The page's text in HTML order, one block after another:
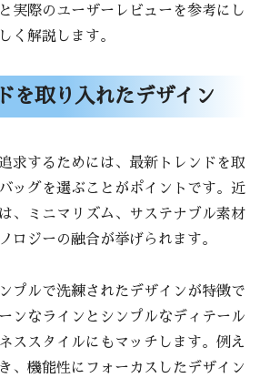
実際のユーザーレビューを参考にし
く解説します。
を取り入れたデザイン
求するためには、最新トレンドを取
ッグを選ぶことがポイントです。近
、ミニマリズム、サステナブル素材
ロジーの融合が挙げられます。
プルで洗練されたデザインが特徴で
ンなラインとシンプルなディテール
ススタイルにもマッチします。例え
、機能性にフォーカスしたデザイン